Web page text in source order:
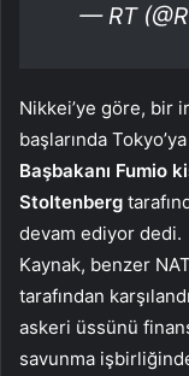
— RT
Nikkei’ye göre, bir
başlarında
Başbakanı Fumio
Stoltenberg
devam ediyor dedi.
Kaynak, benzer
tarafından
askeri üssünü
savunma